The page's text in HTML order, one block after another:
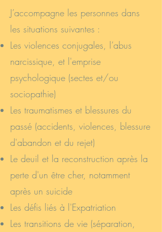
J’accompagne les personnes dans
les situations suivantes :
Les violences conjugales, l’abus
narcissique, et l'emprise
psychologique (sectes et/ou
sociopathie)
Les traumatismes et blessures du
passé (accidents, violences, blessure
d'abandon et du rejet)
Le deuil et la reconstruction après la
perte d'un être cher, notamment
après un suicide
Les défis liés à l'Expatriation
Les transitions de vie (séparation,